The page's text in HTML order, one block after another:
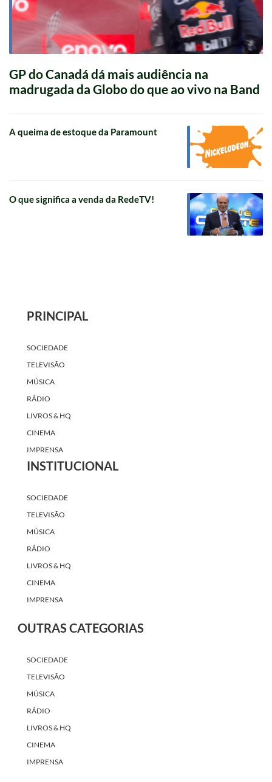
GP do Canadá dá mais audiência na
madrugada da Globo do que ao vivo na Band
A queima de estoque da Paramount
O que significa a venda da RedeTV!
PRINCIPAL
SOCIEDADE
TELEVISÃO
MÚSICA
RÁDIO
LIVROS & HQ
CINEMA
IMPRENSA
INSTITUCIONAL
SOCIEDADE
TELEVISÃO
MÚSICA
RÁDIO
LIVROS & HQ
CINEMA
IMPRENSA
OUTRAS CATEGORIAS
SOCIEDADE
TELEVISÃO
MÚSICA
RÁDIO
LIVROS & HQ
CINEMA
IMPRENSA